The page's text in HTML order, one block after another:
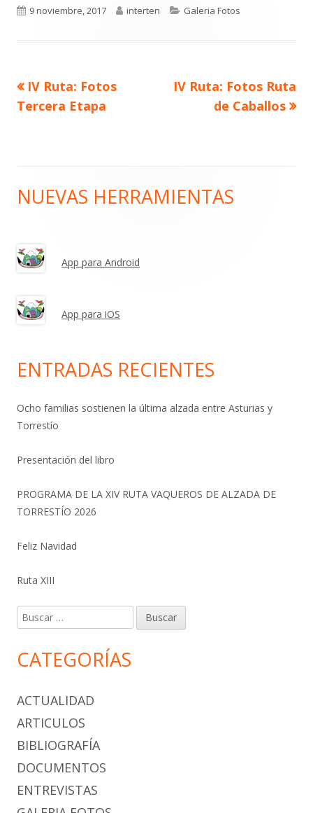
Publicado
9 noviembre, 2017 Autor
interten Categorías
Galeria Fotos
Navegación
Artículo
anterior
IV Ruta: Fotos
Tercera Etapa
Artículo
siguiente
IV Ruta: Fotos Ruta
de Caballos
Barra
principal
NUEVAS HERRAMIENTAS
App para Android
App para iOS
ENTRADAS RECIENTES
Ocho familias sostienen la última alzada entre Asturias y
Torrestío
Presentación del libro
PROGRAMA DE LA XIV RUTA VAQUEROS DE ALZADA DE
TORRESTÍO 2026
Feliz Navidad
Ruta XIII
Buscar:
CATEGORÍAS
ACTUALIDAD
ARTICULOS
BIBLIOGRAFÍA
DOCUMENTOS
ENTREVISTAS